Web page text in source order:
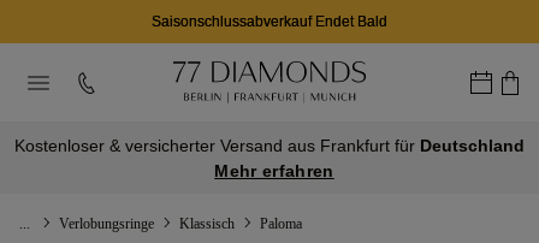
Saisonschlussabverkauf Endet Bald
Kostenloser & versicherter Versand aus Frankfurt für Deutschland
Mehr erfahren
Verlobungsringe Klassisch Paloma